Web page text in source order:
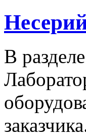
В